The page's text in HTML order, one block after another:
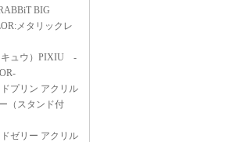
BIG
メタリックレ
キュウ）PIXIU -
プリン アクリル
（スタンド付
ゼリー アクリル